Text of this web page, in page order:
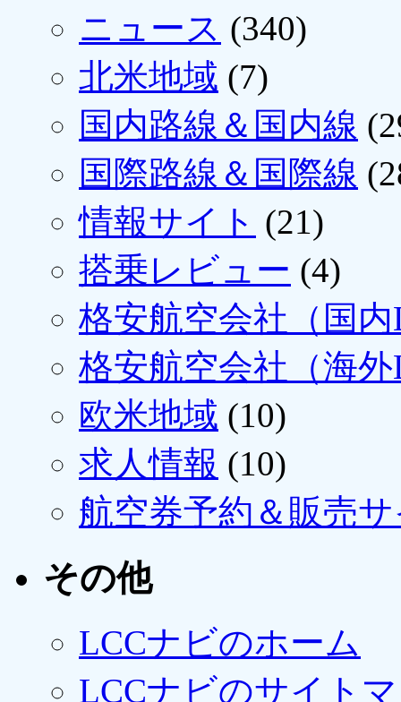
ニュース (340)
北米地域 (7)
国内路線＆国内線
国際路線＆国際線
情報サイト (21)
搭乗レビュー (4)
格安航空会社（国
格安航空会社（海
欧米地域 (10)
求人情報 (10)
航空券予約＆販売
その他
LCCナビのホーム
LCCナビのサイト